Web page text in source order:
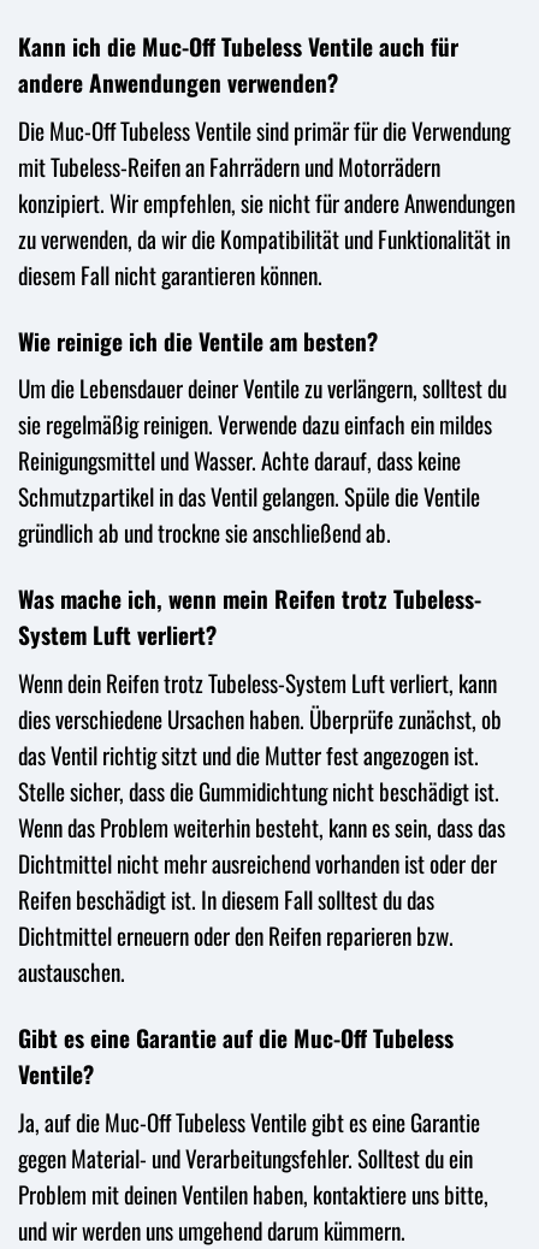
Kann ich die Muc-Off Tubeless Ventile auch für
andere Anwendungen verwenden?
Die Muc-Off Tubeless Ventile sind primär für die Verwendung
mit Tubeless-Reifen an Fahrrädern und Motorrädern
konzipiert. Wir empfehlen, sie nicht für andere Anwendungen
zu verwenden, da wir die Kompatibilität und Funktionalität in
diesem Fall nicht garantieren können.
Wie reinige ich die Ventile am besten?
Um die Lebensdauer deiner Ventile zu verlängern, solltest du
sie regelmäßig reinigen. Verwende dazu einfach ein mildes
Reinigungsmittel und Wasser. Achte darauf, dass keine
Schmutzpartikel in das Ventil gelangen. Spüle die Ventile
gründlich ab und trockne sie anschließend ab.
Was mache ich, wenn mein Reifen trotz Tubeless-
System Luft verliert?
Wenn dein Reifen trotz Tubeless-System Luft verliert, kann
dies verschiedene Ursachen haben. Überprüfe zunächst, ob
das Ventil richtig sitzt und die Mutter fest angezogen ist.
Stelle sicher, dass die Gummidichtung nicht beschädigt ist.
Wenn das Problem weiterhin besteht, kann es sein, dass das
Dichtmittel nicht mehr ausreichend vorhanden ist oder der
Reifen beschädigt ist. In diesem Fall solltest du das
Dichtmittel erneuern oder den Reifen reparieren bzw.
austauschen.
Gibt es eine Garantie auf die Muc-Off Tubeless
Ventile?
Ja, auf die Muc-Off Tubeless Ventile gibt es eine Garantie
gegen Material- und Verarbeitungsfehler. Solltest du ein
Problem mit deinen Ventilen haben, kontaktiere uns bitte,
und wir werden uns umgehend darum kümmern.